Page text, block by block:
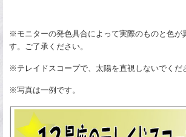
※モニターの発色具合によって実際のものと色が
す。ご了承ください。
※テレイドスコープで、太陽を直視しないでくだ
※写真は一例です。